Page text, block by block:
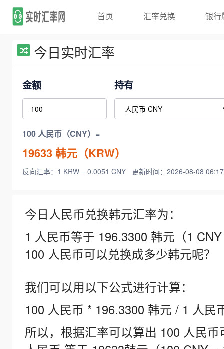
首页 汇率兑换 银行
今日实时汇率
金额 持有
100 人民币（CNY）=
19633韩元（KRW）
反向汇率：1 KRW = 0.0051 CNY 更新时间：2026-08-08
今日人民币兑换韩元汇率为：
1 人民币等于 196.3300 韩元（1
100 人民币可以兑换成多少韩元呢？
我们可以用以下公式进行计算：
100 人民币 * 196.3300 韩元 / 1 人民
所以，根据汇率可以算出 100 人民